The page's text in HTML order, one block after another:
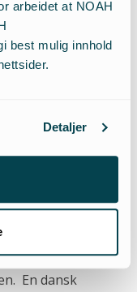
arbeidet at NOAH
best mulig innhold
Detaljer
45 % av de
mot dyr i fart gir
og oppgis av
om det advares
skadeskyting.
viste
En dansk